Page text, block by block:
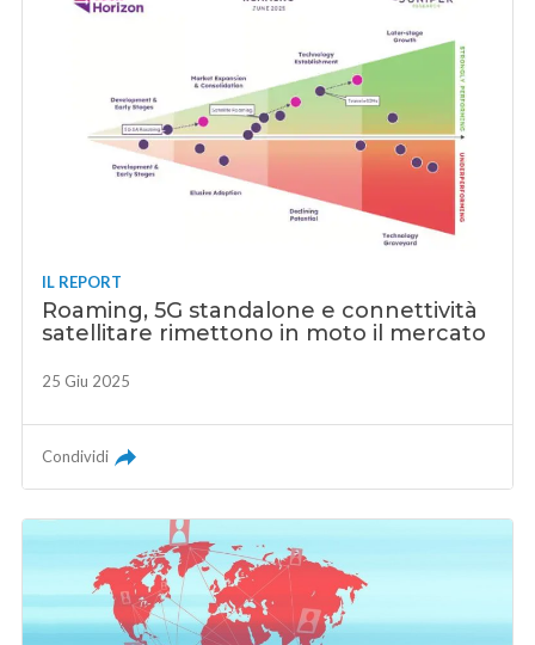
IL REPORT
Roaming, 5G standalone e connettività
satellitare rimettono in moto il mercato
25 Giu 2025
Condividi